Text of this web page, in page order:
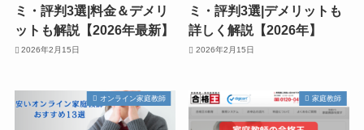
ミ・評判3選|料金＆デメリ
ットも解説【2026年最新】
2026年2月15日
ミ・評判3選|デメリットも
詳しく解説【2026年】
2026年2月15日
オンライン家庭教師 家庭教師